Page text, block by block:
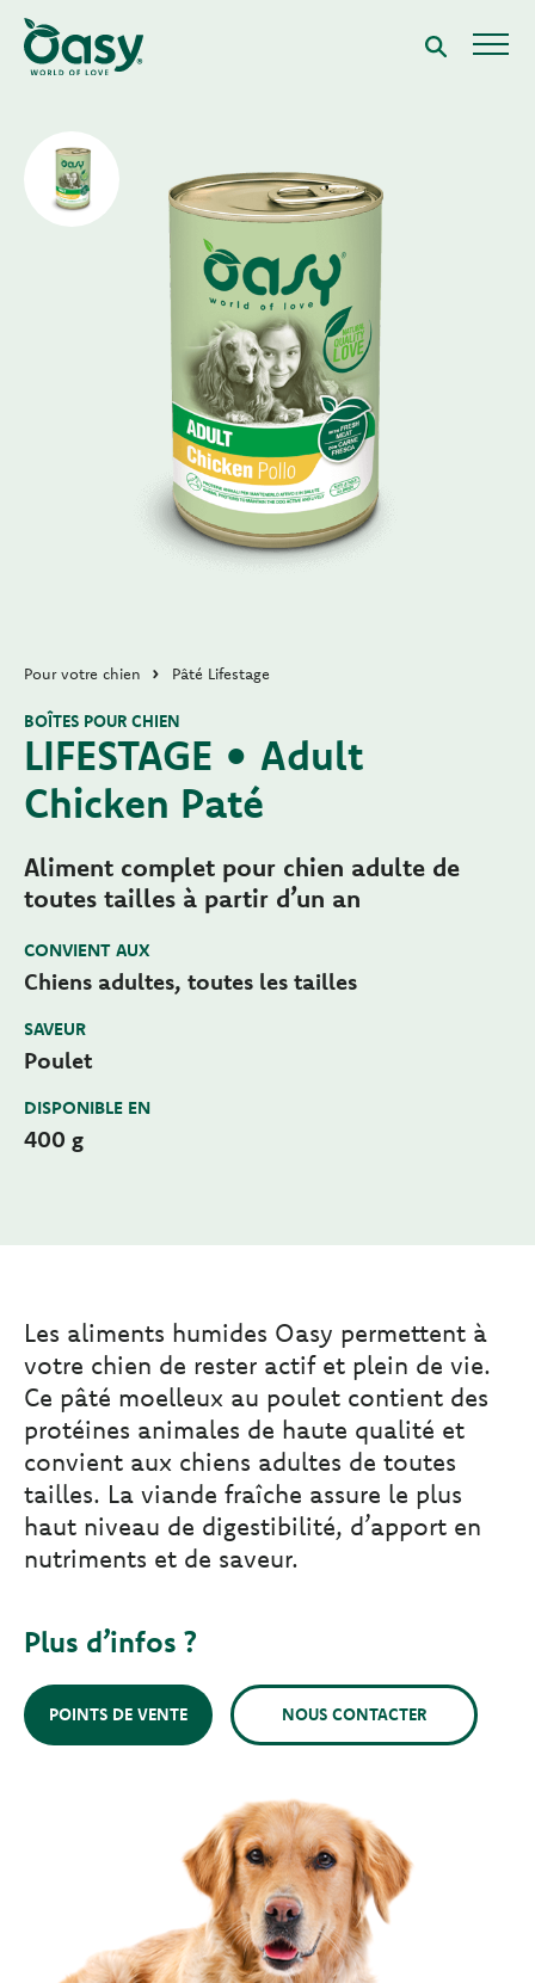
Pour votre chien Pâté Lifestage
LIFESTAGE • Adult
Chicken Paté
BOÎTES POUR CHIEN
Aliment complet pour chien adulte de
toutes tailles à partir d’un an
CONVIENT AUX
Chiens adultes, toutes les tailles
SAVEUR
Poulet
DISPONIBLE EN
400 g
Les aliments humides Oasy permettent à
votre chien de rester actif et plein de vie.
Ce pâté moelleux au poulet contient des
protéines animales de haute qualité et
convient aux chiens adultes de toutes
tailles. La viande fraîche assure le plus
haut niveau de digestibilité, d’apport en
nutriments et de saveur.
Plus d’infos ?
POINTS DE VENTE NOUS CONTACTER